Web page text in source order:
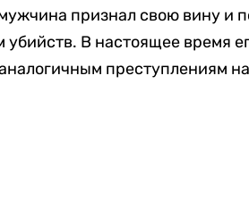
признал свою вину и
В настоящее время
преступлениям